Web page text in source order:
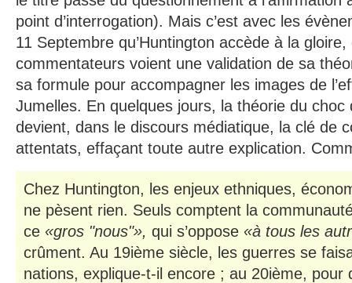
point d’interrogation). Mais c’est avec les
11 Septembre qu’Huntington accède à la
commentateurs voient une validation de sa
sa formule pour accompagner les images de
Jumelles. En quelques jours, la théorie du choc
devient, dans le discours médiatique, la clé de
attentats, effaçant toute autre explication.
Chez Huntington, les enjeux ethniques,
ne pèsent rien. Seuls comptent la
ce «gros "nous"», qui s’oppose «à tous les
crûment. Au 19ième siècle, les guerres se
nations, explique-t-il encore ; au 20ième, pour